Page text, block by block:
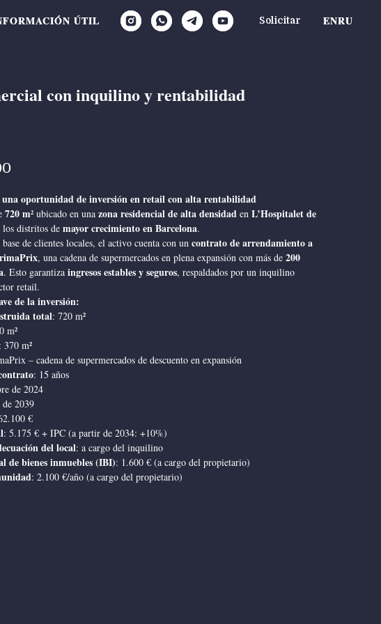
ÚTIL Solicitar ENRU
con inquilino y rentabilidad
oportunidad de inversión en retail con alta rentabilidad
720 m² ubicado en una zona residencial de alta densidad en L’Hospitalet de
los distritos de mayor crecimiento en Barcelona.
de clientes locales, el activo cuenta con un contrato de arrendamiento a
, una cadena de supermercados en plena expansión con más de 200
. Esto garantiza ingresos estables y seguros, respaldados por un inquilino
retail.
de la inversión:
total: 720 m²
m²
370 m²
– cadena de supermercados de descuento en expansión
: 15 años
de 2024
2039
€
: 5.175 € + IPC (a partir de 2034: +10%)
del local: a cargo del inquilino
de bienes inmuebles (IBI): 1.600 € (a cargo del propietario)
: 2.100 €/año (a cargo del propietario)
ÚTIL Solicitar ENRU